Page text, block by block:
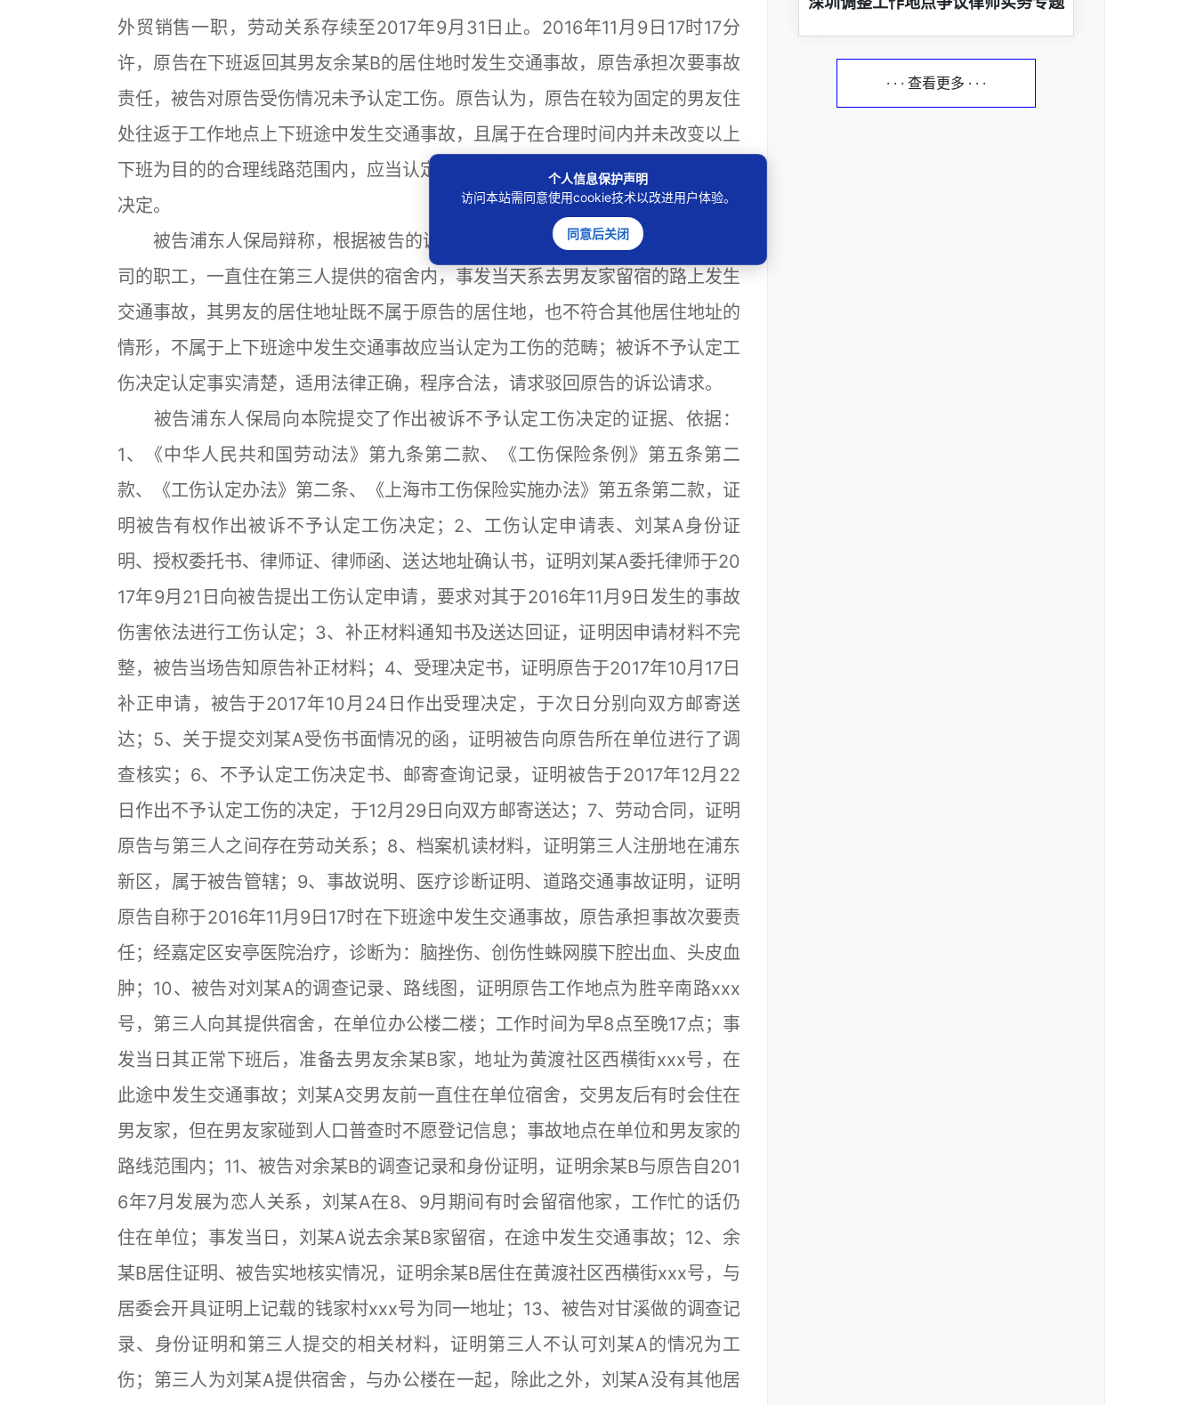
外贸销售一职，劳动关系存续至2017年9月31日止。2016年11月9日17时17分
许，原告在下班返回其男友余某B的居住地时发生交通事故，原告承担次要事故
责任，被告对原告受伤情况未予认定工伤。原告认为，原告在较为固定的男友住
处往返于工作地点上下班途中发生交通事故，且属于在合理时间内并未改变以上
下班为目的的合理线路范围内，应当认定为工伤，故诉请撤销被诉不予认定工伤
决定。
被告浦东人保局辩称，根据被告的调查核实，原告刘某A系第三人奥矽斯公
司的职工，一直住在第三人提供的宿舍内，事发当天系去男友家留宿的路上发生
交通事故，其男友的居住地址既不属于原告的居住地，也不符合其他居住地址的
情形，不属于上下班途中发生交通事故应当认定为工伤的范畴；被诉不予认定工
伤决定认定事实清楚，适用法律正确，程序合法，请求驳回原告的诉讼请求。
被告浦东人保局向本院提交了作出被诉不予认定工伤决定的证据、依据：
1、《中华人民共和国劳动法》第九条第二款、《工伤保险条例》第五条第二
款、《工伤认定办法》第二条、《上海市工伤保险实施办法》第五条第二款，证
明被告有权作出被诉不予认定工伤决定；2、工伤认定申请表、刘某A身份证
明、授权委托书、律师证、律师函、送达地址确认书，证明刘某A委托律师于20
17年9月21日向被告提出工伤认定申请，要求对其于2016年11月9日发生的事故
伤害依法进行工伤认定；3、补正材料通知书及送达回证，证明因申请材料不完
整，被告当场告知原告补正材料；4、受理决定书，证明原告于2017年10月17日
补正申请，被告于2017年10月24日作出受理决定，于次日分别向双方邮寄送
达；5、关于提交刘某A受伤书面情况的函，证明被告向原告所在单位进行了调
查核实；6、不予认定工伤决定书、邮寄查询记录，证明被告于2017年12月22
日作出不予认定工伤的决定，于12月29日向双方邮寄送达；7、劳动合同，证明
原告与第三人之间存在劳动关系；8、档案机读材料，证明第三人注册地在浦东
新区，属于被告管辖；9、事故说明、医疗诊断证明、道路交通事故证明，证明
原告自称于2016年11月9日17时在下班途中发生交通事故，原告承担事故次要责
任；经嘉定区安亭医院治疗，诊断为：脑挫伤、创伤性蛛网膜下腔出血、头皮血
肿；10、被告对刘某A的调查记录、路线图，证明原告工作地点为胜辛南路xxx
号，第三人向其提供宿舍，在单位办公楼二楼；工作时间为早8点至晚17点；事
发当日其正常下班后，准备去男友余某B家，地址为黄渡社区西横街xxx号，在
此途中发生交通事故；刘某A交男友前一直住在单位宿舍，交男友后有时会住在
男友家，但在男友家碰到人口普查时不愿登记信息；事故地点在单位和男友家的
路线范围内；11、被告对余某B的调查记录和身份证明，证明余某B与原告自201
6年7月发展为恋人关系，刘某A在8、9月期间有时会留宿他家，工作忙的话仍
住在单位；事发当日，刘某A说去余某B家留宿，在途中发生交通事故；12、余
某B居住证明、被告实地核实情况，证明余某B居住在黄渡社区西横街xxx号，与
居委会开具证明上记载的钱家村xxx号为同一地址；13、被告对甘溪做的调查记
录、身份证明和第三人提交的相关材料，证明第三人不认可刘某A的情况为工
伤；第三人为刘某A提供宿舍，与办公楼在一起，除此之外，刘某A没有其他居
· · · 查看更多 · · ·
个人信息保护声明
访问本站需同意使用cookie技术以改进用户体验。
同意后关闭